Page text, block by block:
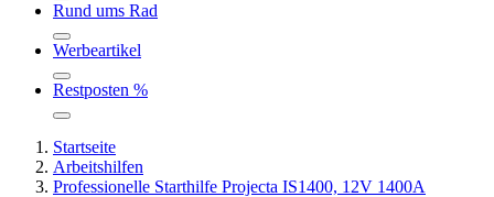
Rund ums Rad
Werbeartikel
Restposten %
Startseite
Arbeitshilfen
Professionelle Starthilfe Projecta IS1400, 12V 1400A